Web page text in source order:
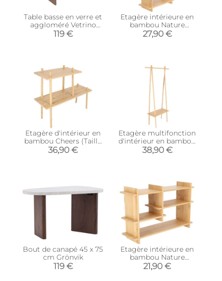
Table basse en verre et
aggloméré Vetrino
(Noyer)
119 €
Etagère intérieure en
bambou Nature
(Verticale)
27,90 €
Etagère d'intérieur en
bambou Cheers (Taille
S)
36,90 €
Etagère multifonction
d'intérieur en bambou
(Taille S)
38,90 €
Bout de canapé 45 x 75
cm Grönvik
119 €
Etagère intérieure en
bambou Nature
(Horizontale)
21,90 €